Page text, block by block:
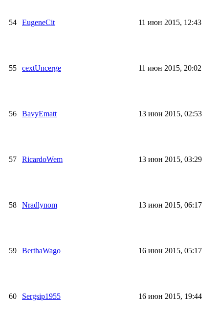
54 EugeneCit 11 июн 2015, 12:43
55 cextUncerge 11 июн 2015, 20:02
56 BavyEmatt 13 июн 2015, 02:53
57 RicardoWem 13 июн 2015, 03:29
58 Nradlynom 13 июн 2015, 06:17
59 BerthaWago 16 июн 2015, 05:17
60 Sergsip1955 16 июн 2015, 19:44